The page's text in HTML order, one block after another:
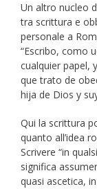
Un altro nucleo
tra scrittura e
personale a
“Escribo, como
cualquier papel,
que trato de
hija de Dios y
Qui la scrittura
quanto all’idea
Scrivere “in
significa
quasi ascetica,